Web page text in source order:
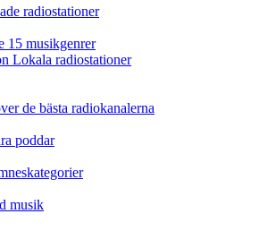
radiostationer
15 musikgenrer
Lokala radiostationer
de bästa radiokanalerna
poddar
musik